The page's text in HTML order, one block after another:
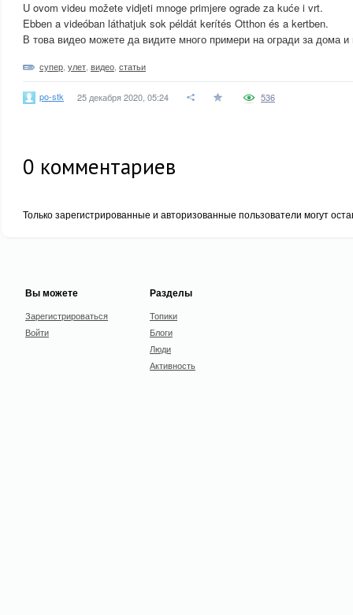
U ovom videu možete vidjeti mnoge primjere ograde za kuće i vrt.
Ebben a videóban láthatjuk sok példát kerítés Otthon és a kertben.
В това видео можете да видите много примери на огради за дома и
супер улет видео статьи
po-stk 25 декабря 2020, 05:24 536
0 комментариев
Только зарегистрированные и авторизованные пользователи могут
Вы можете
Зарегистрироваться
Войти
Разделы
Топики
Блоги
Люди
Активность